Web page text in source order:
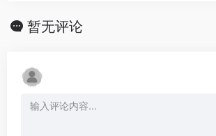
暂无评论